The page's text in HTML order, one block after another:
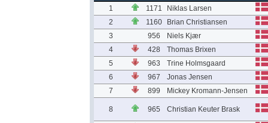
1 1171
Niklas Larsen
2
1160
Brian Christiansen
3
956
Niels Kjær
4
428
Thomas Brixen
5
963
Trine Holmsgaard
6
967
Jonas Jensen
7
899 Mickey Kromann-Jensen
8 965 Christian Keuter Brask